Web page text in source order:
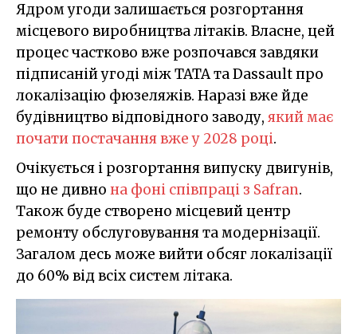
Ядром угоди залишається розгортання
місцевого виробництва літаків. Власне, цей
процес частково вже розпочався завдяки
підписаній угоді між TATA та Dassault про
локалізацію фюзеляжів. Наразі вже йде
будівництво відповідного заводу, який має
почати постачання вже у 2028 році.
Очікується і розгортання випуску двигунів,
що не дивно на фоні співпраці з Safran.
Також буде створено місцевий центр
ремонту обслуговування та модернізації.
Загалом десь може вийти обсяг локалізації
до 60% від всіх систем літака.